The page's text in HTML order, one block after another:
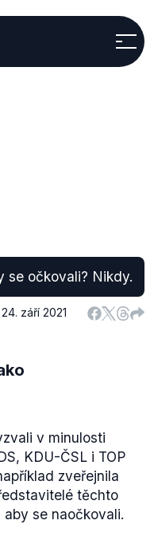
se očkovali? Nikdy.
24. září 2021
v minulosti
KDU-ČSL i TOP
zveřejnila
těchto
se naočkovali.